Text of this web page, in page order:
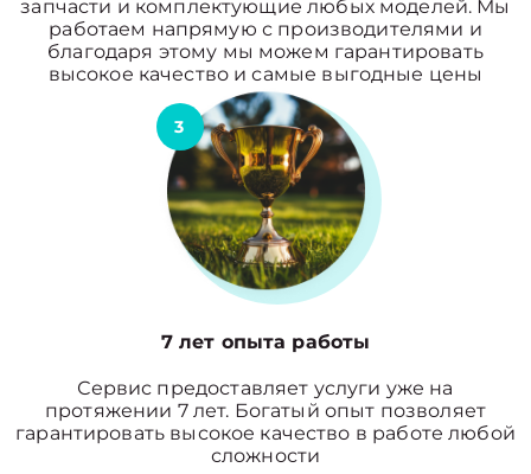
запчасти и комплектующие любых моделей. Мы
работаем напрямую с производителями и
благодаря этому мы можем гарантировать
высокое качество и самые выгодные цены
3
7 лет опыта работы
Сервис предоставляет услуги уже на
протяжении 7 лет. Богатый опыт позволяет
гарантировать высокое качество в работе любой
сложности